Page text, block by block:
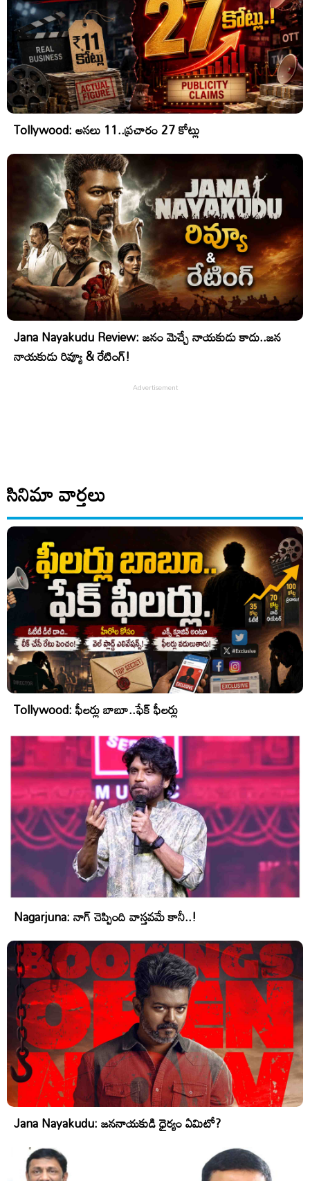
Tollywood: అసలు 11..ప్రచారం 27 కోట్లు
Jana Nayakudu Review: జనం మెచ్చే నాయకుడు కాదు..జన
నాయకుడు రివ్యూ & రేటింగ్!
సినిమా వార్తలు
Tollywood: ఫీలర్లు బాబూ..ఫేక్ ఫీలర్లు
Nagarjuna: నాగ్ చెప్పింది వాస్తవమే కానీ..!
Jana Nayakudu: జననాయకుడి ధైర్యం ఏమిటో?